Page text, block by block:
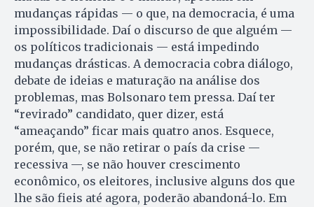
mudanças rápidas — o que, na democracia, é uma
impossibilidade. Daí o discurso de que alguém —
os políticos tradicionais — está impedindo
mudanças drásticas. A democracia cobra diálogo,
debate de ideias e maturação na análise dos
problemas, mas Bolsonaro tem pressa. Daí ter
“revirado” candidato, quer dizer, está
“ameaçando” ficar mais quatro anos. Esquece,
porém, que, se não retirar o país da crise —
recessiva —, se não houver crescimento
econômico, os eleitores, inclusive alguns dos que
lhe são fieis até agora, poderão abandoná-lo. Em